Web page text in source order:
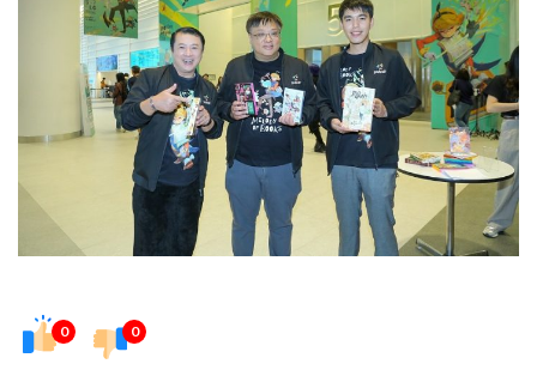
0 0